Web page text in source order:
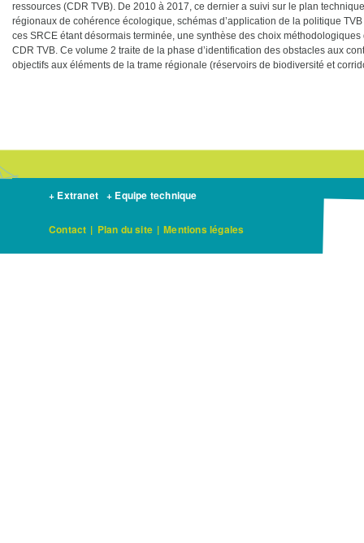
ressources (CDR TVB). De 2010 à 2017, ce dernier a suivi sur le plan
régionaux de cohérence écologique, schémas d’application de la politique
ces SRCE étant désormais terminée, une synthèse des choix
CDR TVB. Ce volume 2 traite de la phase d’identification des obstacles aux
objectifs aux éléments de la trame régionale (réservoirs de biodiversité et
+ Extranet + Equipe technique
Contact | Plan du site | Mentions légales